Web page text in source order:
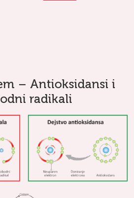
– Antioksidansi i
radikali